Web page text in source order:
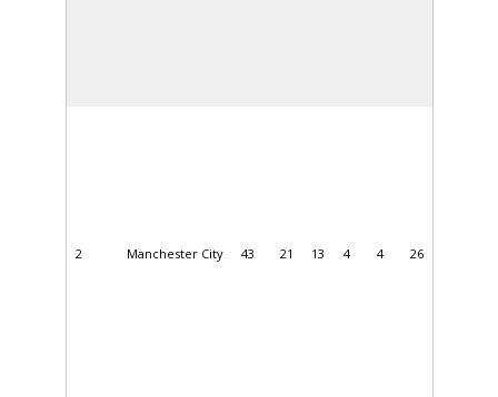
2 Manchester City 43 21 13 4 4 26